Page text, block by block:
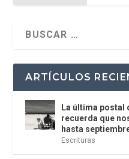
ARTÍCULOS
La última postal
recuerda que
hasta
Escrituras